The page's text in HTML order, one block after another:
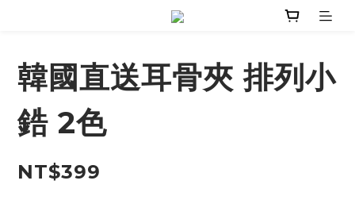
韓國直送耳骨夾 排列小
鋯 2色
NT$399